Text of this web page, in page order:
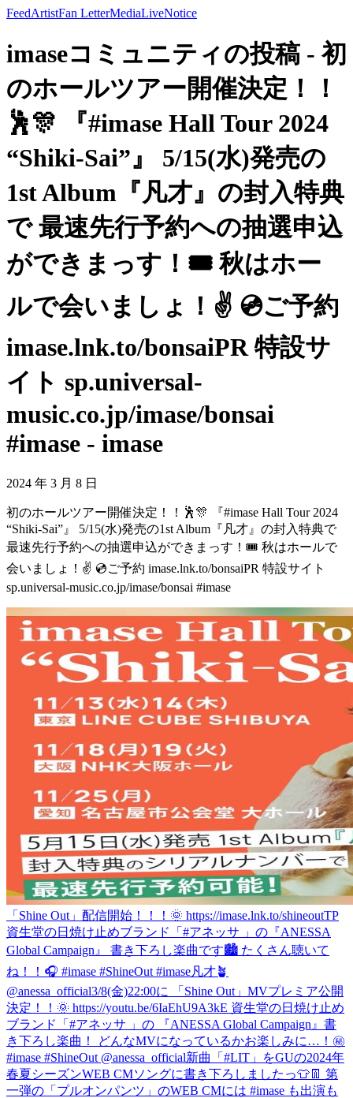
FeedArtistFan LetterMediaLiveNotice
imaseコミュニティの投稿 - 初
のホールツアー開催決定！！
🕺🎊 『#imase Hall Tour 2024
“Shiki-Sai”』 5/15(水)発売の
1st Album『凡才』の封入特典
で 最速先行予約への抽選申込
ができまっす！🎟 秋はホー
ルで会いましょ！✌️ 💿ご予約
imase.lnk.to/bonsaiPR 特設サ
イト sp.universal-
music.co.jp/imase/bonsai
#imase - imase
2024 年 3 月 8 日
初のホールツアー開催決定！！🕺🎊 『#imase Hall Tour 2024
“Shiki-Sai”』 5/15(水)発売の1st Album『凡才』の封入特典で
最速先行予約への抽選申込ができまっす！🎟 秋はホールで
会いましょ！✌️ 💿ご予約 imase.lnk.to/bonsaiPR 特設サイト
sp.universal-music.co.jp/imase/bonsai #imase
「Shine Out」配信開始！！！🌞 https://imase.lnk.to/shineoutTP
資生堂の日焼け止めブランド「#アネッサ 」の『ANESSA
Global Campaign』 書き下ろし楽曲です🏙️ たくさん聴いて
ね！！🎧 #imase #ShineOut #imase凡才🪴
@anessa_official3/8(金)22:00に 「Shine Out」MVプレミア公開
決定！！🌞 https://youtu.be/6IaEhU9A3kE 資生堂の日焼け止め
ブランド「#アネッサ 」の 『ANESSA Global Campaign』書
き下ろし楽曲！ どんなMVになっているかお楽しみに…！㊙️
#imase #ShineOut @anessa_official新曲「#LIT」をGUの2024年
春夏シーズンWEB CMソングに書き下ろしましたっ👕👖 第
一弾の「プルオンパンツ」のWEB CMには #imase も出演も